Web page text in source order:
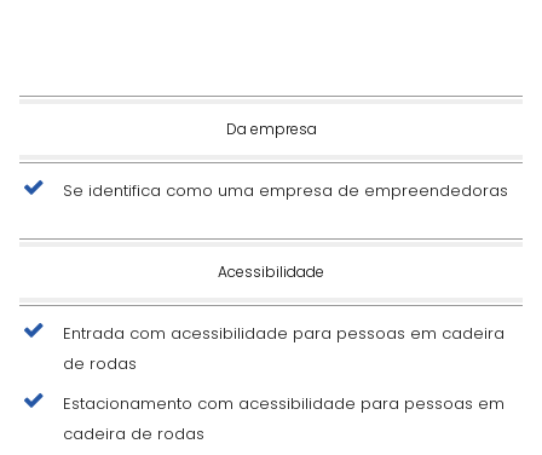
Da empresa
Se identifica como uma empresa de empreendedoras
Acessibilidade
Entrada com acessibilidade para pessoas em cadeira
de rodas
Estacionamento com acessibilidade para pessoas em
cadeira de rodas